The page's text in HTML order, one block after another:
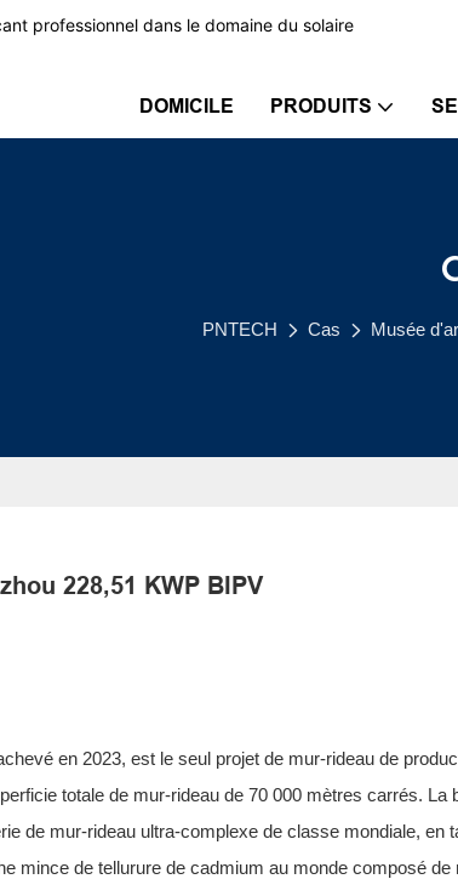
professionnel dans le domaine du solaire
DOMICILE PRODUITS
PNTECH Cas Musée
228,51 KWP BIPV
en 2023, est le seul projet de mur-rideau de
totale de mur-rideau de 70 000 mètres carrés. La
de mur-rideau ultra-complexe de classe mondiale, en
mince de tellurure de cadmium au monde composé